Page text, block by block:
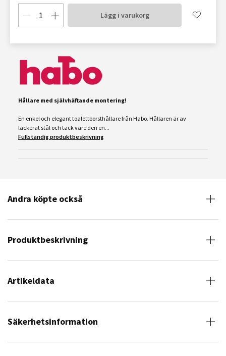
Lägg i varukorg
Hållare med självhäftande montering!
En enkel och elegant toalettborsthållare från Habo. Hållaren är av
lackerat stål och tack vare den en...
Fullständig produktbeskrivning
Andra köpte också
Produktbeskrivning
Artikeldata
Säkerhetsinformation